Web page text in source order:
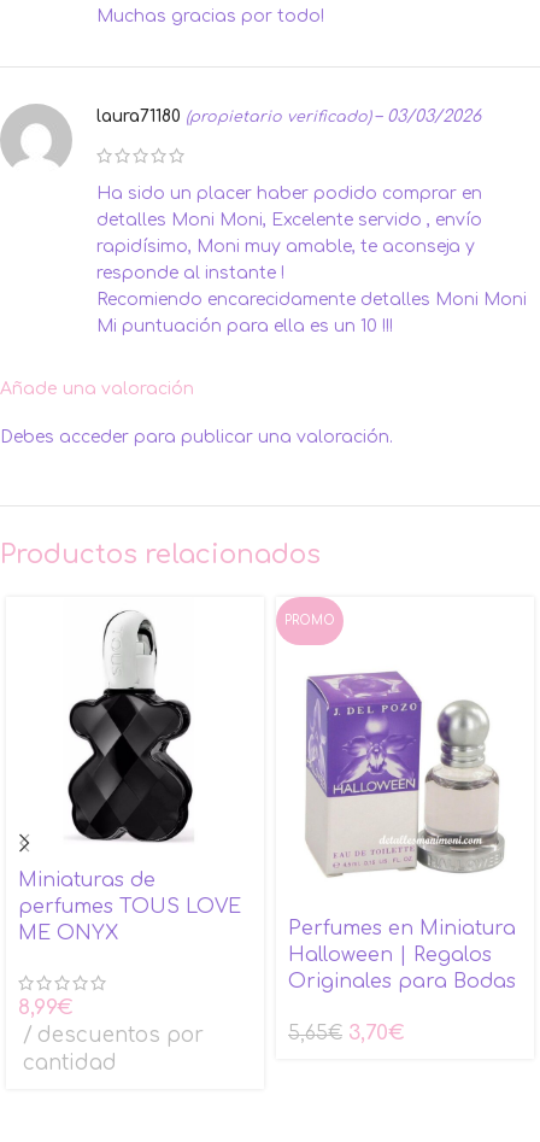
Muchas gracias por todo!
laura71180 (propietario verificado) – 03/03/2026
Ha sido un placer haber podido comprar en
detalles Moni Moni, Excelente servido , envío
rapidísimo, Moni muy amable, te aconseja y
responde al instante !
Recomiendo encarecidamente detalles Moni Moni
Mi puntuación para ella es un 10 !!!
Añade una valoración
Debes acceder para publicar una valoración.
Productos relacionados
Miniaturas de
perfumes TOUS LOVE
ME ONYX
8,99€
descuentos por
cantidad
PROMO
Perfumes en Miniatura
Halloween | Regalos
Originales para Bodas
5,65€ 3,70€